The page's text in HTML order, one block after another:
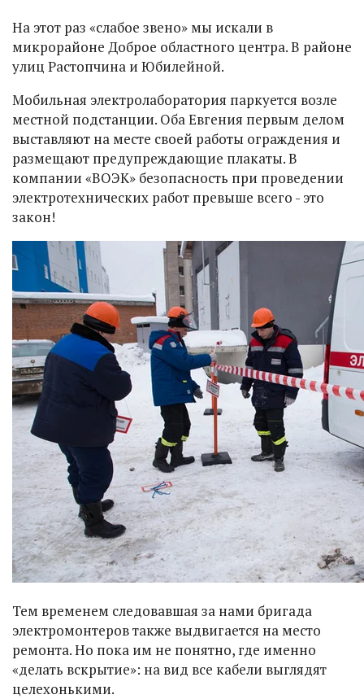
На этот раз «слабое звено» мы искали в
микрорайоне Доброе областного центра. В районе
улиц Растопчина и Юбилейной.
Мобильная электролаборатория паркуется возле
местной подстанции. Оба Евгения первым делом
выставляют на месте своей работы ограждения и
размещают предупреждающие плакаты. В
компании «ВОЭК» безопасность при проведении
электротехнических работ превыше всего - это
закон!
Тем временем следовавшая за нами бригада
электромонтеров также выдвигается на место
ремонта. Но пока им не понятно, где именно
«делать вскрытие»: на вид все кабели выглядят
целехонькими.